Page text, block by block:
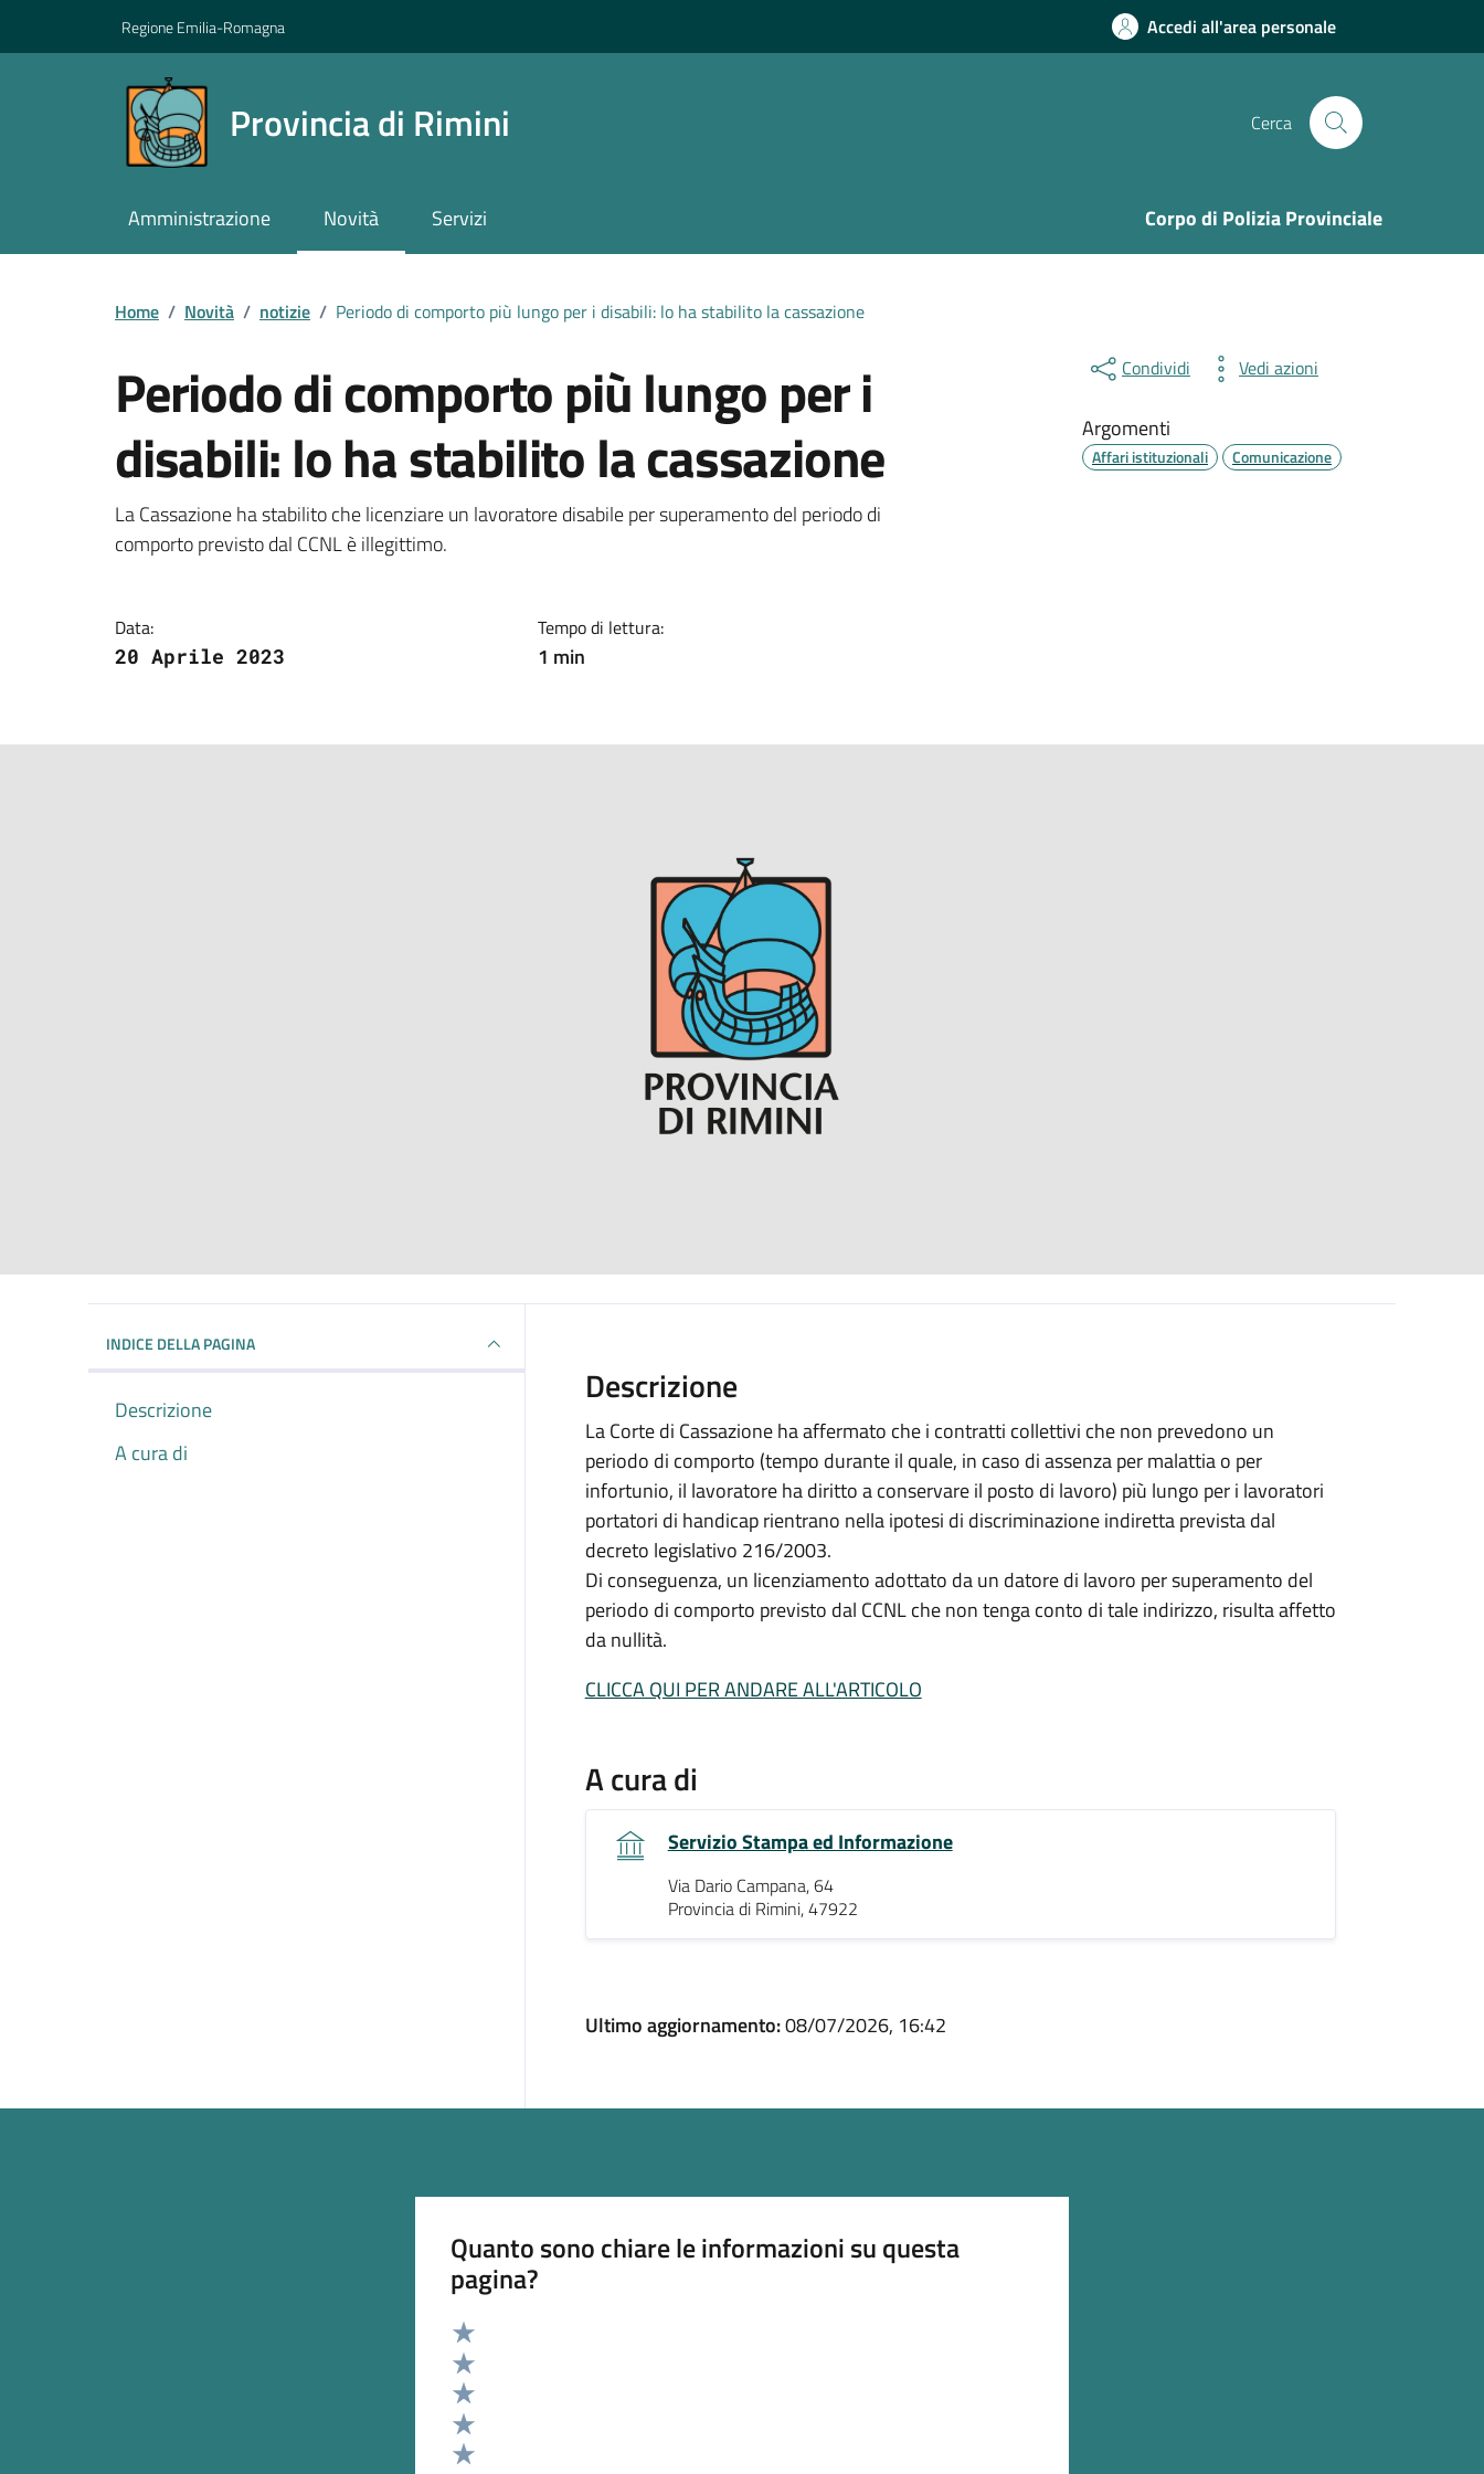
Regione Emilia-Romagna Accedi all'area personale
Provincia di Rimini Cerca
Amministrazione Novità Servizi Corpo di Polizia Provinciale
Home / Novità / notizie / Periodo di comporto più lungo per i disabili: lo ha stabilito la cassazione
Periodo di comporto più lungo per i
disabili: lo ha stabilito la cassazione
Dettagli della notizia
La Cassazione ha stabilito che licenziare un lavoratore disabile per superamento del periodo di
comporto previsto dal CCNL è illegittimo.
Data:
20 Aprile 2023
Tempo di lettura:
1 min
Condividi Vedi azioni
Argomenti
Affari istituzionali Comunicazione
INDICE DELLA PAGINA
Descrizione
A cura di
Descrizione
La Corte di Cassazione ha affermato che i contratti collettivi che non prevedono un
periodo di comporto (tempo durante il quale, in caso di assenza per malattia o per
infortunio, il lavoratore ha diritto a conservare il posto di lavoro) più lungo per i lavoratori
portatori di handicap rientrano nella ipotesi di discriminazione indiretta prevista dal
decreto legislativo 216/2003.
Di conseguenza, un licenziamento adottato da un datore di lavoro per superamento del
periodo di comporto previsto dal CCNL che non tenga conto di tale indirizzo, risulta affetto
da nullità.
CLICCA QUI PER ANDARE ALL'ARTICOLO
A cura di
Servizio Stampa ed Informazione
Via Dario Campana, 64
Provincia di Rimini, 47922
Ultimo aggiornamento:08/07/2026, 16:42
Quanto sono chiare le informazioni su questa
pagina?
Valuta 5 stelle su 5
Valuta 4 stelle su 5
Valuta 3 stelle su 5
Valuta 2 stelle su 5